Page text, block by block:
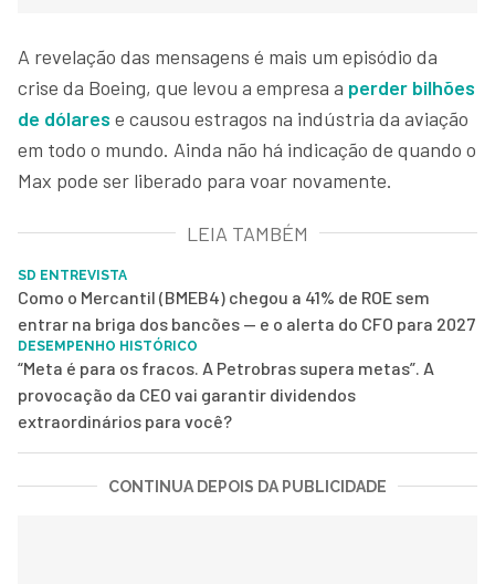
A revelação das mensagens é mais um episódio da
crise da Boeing, que levou a empresa a perder bilhões
de dólares e causou estragos na indústria da aviação
em todo o mundo. Ainda não há indicação de quando o
Max pode ser liberado para voar novamente.
LEIA TAMBÉM
SD ENTREVISTA
Como o Mercantil (BMEB4) chegou a 41% de ROE sem
entrar na briga dos bancões — e o alerta do CFO para 2027
DESEMPENHO HISTÓRICO
“Meta é para os fracos. A Petrobras supera metas”. A
provocação da CEO vai garantir dividendos
extraordinários para você?
CONTINUA DEPOIS DA PUBLICIDADE